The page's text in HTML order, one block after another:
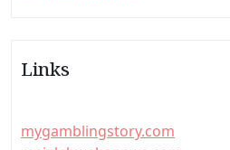
Links
mygamblingstory.com